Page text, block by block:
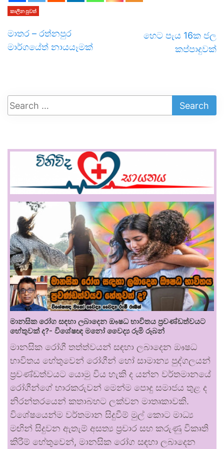
කාලීන පුවත්
මාතර – රත්නපුර
මාර්ගයේත් නායයෑමක්
හෙට පැය 16ක ජල
කප්පාදුවක්
මානසික රෝග සඳහා ලබාදෙන ඖෂධ භාවිතය ප්‍රචණ්ඩත්වයට
හේතුවක් ද?- විශේෂඥ මනෝ වෛද්‍ය රූමි රූබන්
මානසික රෝගී තත්ත්වයන් සඳහා ලබාදෙන ඖෂධ
භාවිතය හේතුවෙන් රෝගීන් හෝ සාමාන්‍ය පුද්ගලයන්
ප්‍රචණ්ඩත්වයට යොමු විය හැකි ද යන්න වර්තමානයේ
රෝගීන්ගේ භාරකරුවන් මෙන්ම පොදු සමාජය තුළ ද
නිරන්තරයෙන් කතාබහට ලක්වන මාතෘකාවකි.
විශේෂයෙන්ම වර්තමාන සිදුවීම් මුල් කොට මාධ්‍ය
මඟින් සිදුවන ඇතැම් අසත්‍ය ප්‍රචාර සහ කරුණු විකෘති
කිරීම් හේතුවෙන්, මානසික රෝග සඳහා ලබාදෙන